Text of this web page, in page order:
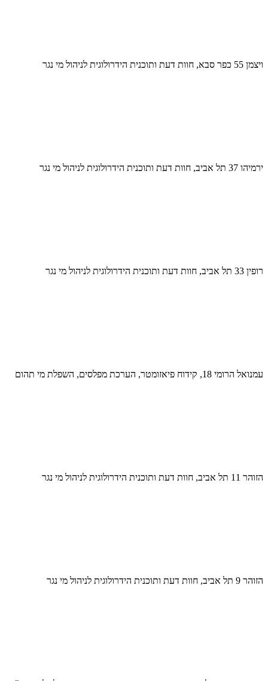
ויצמן 55 כפר סבא, חוות דעת ותוכנית הידרולוגית לניהול מי נגר
ירמיהו 37 תל אביב, חוות דעת ותוכנית הידרולוגית לניהול מי נגר
רופין 33 תל אביב, חוות דעת ותוכנית הידרולוגית לניהול מי נגר
עמנואל הרומי 18, קידוח פיאזומטר, הערכת מפלסים, השפלת מי תהום
הזוהר 11 תל אביב, חוות דעת ותוכנית הידרולוגית לניהול מי נגר
הזוהר 9 תל אביב, חוות דעת ותוכנית הידרולוגית לניהול מי נגר